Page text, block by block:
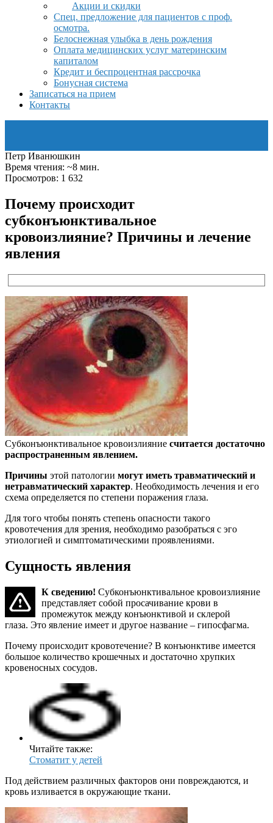
Акции и скидки
Спец. предложение для пациентов с проф.
осмотра.
Белоснежная улыбка в день рождения
Оплата медицинских услуг материнским
капиталом
Кредит и беспроцентная рассрочка
Бонусная система
Записаться на прием
Контакты
Петр Иванюшкин
Время чтения: ~8 мин.
Просмотров: 1 632
Почему происходит
субконъюнктивальное
кровоизлияние? Причины и лечение
явления
Субконъюнктивальное кровоизлияние считается достаточно
распространенным явлением.
Причины этой патологии могут иметь травматический и
нетравматический характер. Необходимость лечения и его
схема определяется по степени поражения глаза.
Для того чтобы понять степень опасности такого
кровотечения для зрения, необходимо разобраться с эго
этиологией и симптоматическими проявлениями.
Сущность явления
К сведению! Субконъюнктивальное кровоизлияние
представляет собой просачивание крови в
промежуток между конъюнктивой и склерой
глаза. Это явление имеет и другое название – гипосфагма.
Почему происходит кровотечение? В конъюнктиве имеется
большое количество крошечных и достаточно хрупких
кровеносных сосудов.
Читайте также:
Стоматит у детей
Под действием различных факторов они повреждаются, и
кровь изливается в окружающие ткани.